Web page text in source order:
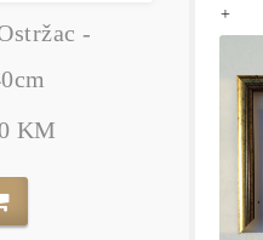
-
KM
+